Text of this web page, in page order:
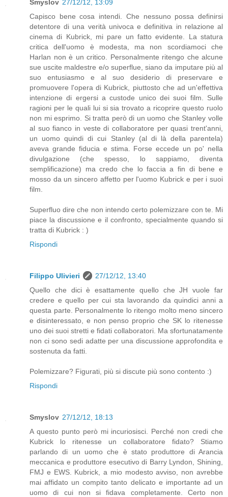
Smyslov 27/12/12, 13:09
Capisco bene cosa intendi. Che nessuno possa definirsi
detentore di una verità univoca e definitiva in relazione al
cinema di Kubrick, mi pare un fatto evidente. La statura
critica dell'uomo è modesta, ma non scordiamoci che
Harlan non è un critico. Personalmente ritengo che alcune
sue uscite maldestre e/o superflue, siano da imputare più al
suo entusiasmo e al suo desiderio di preservare e
promuovere l'opera di Kubrick, piuttosto che ad un'effettiva
intenzione di ergersi a custode unico dei suoi film. Sulle
ragioni per le quali lui si sia trovato a ricoprire questo ruolo
non mi esprimo. Si tratta però di un uomo che Stanley volle
al suo fianco in veste di collaboratore per quasi trent'anni,
un uomo quindi di cui Stanley (al di là della parentela)
aveva grande fiducia e stima. Forse eccede un po' nella
divulgazione (che spesso, lo sappiamo, diventa
semplificazione) ma credo che lo faccia a fin di bene e
mosso da un sincero affetto per l'uomo Kubrick e per i suoi
film.
Superfluo dire che non intendo certo polemizzare con te. Mi
piace la discussione e il confronto, specialmente quando si
tratta di Kubrick : )
Rispondi
Filippo Ulivieri
27/12/12, 13:40
Quello che dici è esattamente quello che JH vuole far
credere e quello per cui sta lavorando da quindici anni a
questa parte. Personalmente lo ritengo molto meno sincero
e disinteressato, e non penso proprio che SK lo ritenesse
uno dei suoi stretti e fidati collaboratori. Ma sfortunatamente
non ci sono sedi adatte per una discussione approfondita e
sostenuta da fatti.
Polemizzare? Figurati, più si discute più sono contento :)
Rispondi
Smyslov 27/12/12, 18:13
A questo punto però mi incuriosisci. Perché non credi che
Kubrick lo ritenesse un collaboratore fidato? Stiamo
parlando di un uomo che è stato produttore di Arancia
meccanica e produttore esecutivo di Barry Lyndon, Shining,
FMJ e EWS. Kubrick, a mio modesto avviso, non avrebbe
mai affidato un compito tanto delicato e importante ad un
uomo di cui non si fidava completamente. Certo non